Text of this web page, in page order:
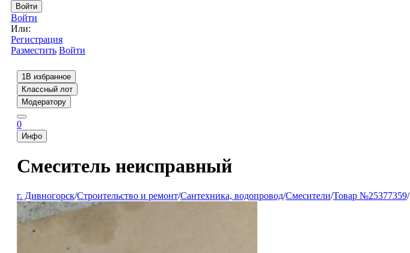
Войти
Войти
Или:
Регистрация
Разместить Войти
1В избранное
Классный лот
Модератору
0
Инфо
Смеситель неисправный
г. Дивногорск/Строительство и ремонт/Сантехника, водопровод/Смесители/Товар №25377359/